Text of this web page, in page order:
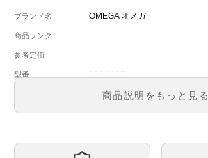
ブランド名 OMEGA オメガ
商品ランク
参考定価
型番
メンズサイズ
文字盤 黒
35mm リューズ含まず
商品説明をもっと見る